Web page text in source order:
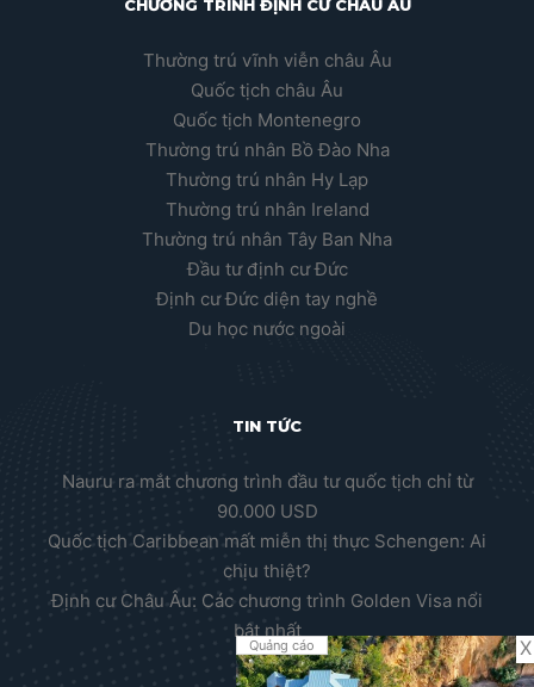
CHƯƠNG TRÌNH ĐỊNH CƯ CHÂU ÂU
Thường trú vĩnh viễn châu Âu
Quốc tịch châu Âu
Quốc tịch Montenegro
Thường trú nhân Bồ Đào Nha
Thường trú nhân Hy Lạp
Thường trú nhân Ireland
Thường trú nhân Tây Ban Nha
Đầu tư định cư Đức
Định cư Đức diện tay nghề
Du học nước ngoài
TIN TỨC
Nauru ra mắt chương trình đầu tư quốc tịch chỉ từ
90.000 USD
Quốc tịch Caribbean mất miễn thị thực Schengen: Ai
chịu thiệt?
Định cư Châu Âu: Các chương trình Golden Visa nổi
bật nhất
Quảng cáo X